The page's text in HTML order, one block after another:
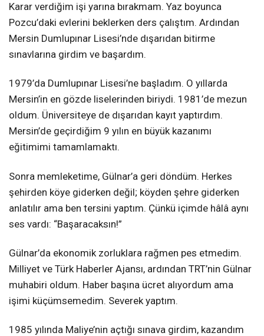
Karar verdiğim işi yarına bırakmam. Yaz boyunca
Pozcu’daki evlerini beklerken ders çalıştım. Ardından
Mersin Dumlupınar Lisesi’nde dışarıdan bitirme
sınavlarına girdim ve başardım.
1979’da Dumlupınar Lisesi’ne başladım. O yıllarda
Mersin’in en gözde liselerinden biriydi. 1981’de mezun
oldum. Üniversiteye de dışarıdan kayıt yaptırdım.
Mersin’de geçirdiğim 9 yılın en büyük kazanımı
eğitimimi tamamlamaktı.
Sonra memleketime, Gülnar’a geri döndüm. Herkes
şehirden köye giderken değil; köyden şehre giderken
anlatılır ama ben tersini yaptım. Çünkü içimde hâlâ aynı
ses vardı: “Başaracaksın!”
Gülnar’da ekonomik zorluklara rağmen pes etmedim.
Milliyet ve Türk Haberler Ajansı, ardından TRT’nin Gülnar
muhabiri oldum. Haber başına ücret alıyordum ama
işimi küçümsemedim. Severek yaptım.
1985 yılında Maliye’nin açtığı sınava girdim, kazandım